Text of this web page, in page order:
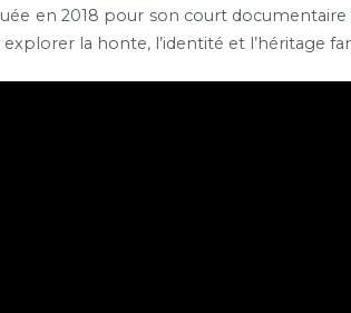
en 2018 pour son court documentaire
la honte, l’identité et l’héritage